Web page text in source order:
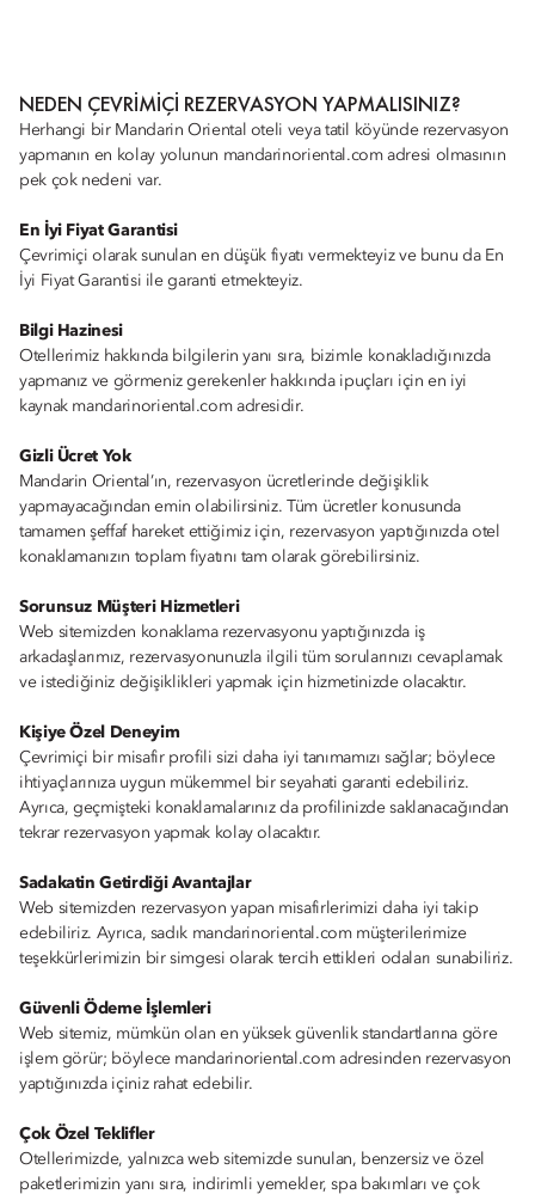
NEDEN ÇEVRIMIÇI REZERVASYON YAPMALISINIZ?
Herhangi bir Mandarin Oriental oteli veya tatil köyünde rezervasyon
yapmanın en kolay yolunun mandarinoriental.com adresi olmasının
pek çok nedeni var.
En İyi Fiyat Garantisi
Çevrimiçi olarak sunulan en düşük fiyatı vermekteyiz ve bunu da En
İyi Fiyat Garantisi ile garanti etmekteyiz.
Bilgi Hazinesi
Otellerimiz hakkında bilgilerin yanı sıra, bizimle konakladığınızda
yapmanız ve görmeniz gerekenler hakkında ipuçları için en iyi
kaynak mandarinoriental.com adresidir.
Gizli Ücret Yok
Mandarin Oriental’ın, rezervasyon ücretlerinde değişiklik
yapmayacağından emin olabilirsiniz. Tüm ücretler konusunda
tamamen şeffaf hareket ettiğimiz için, rezervasyon yaptığınızda otel
konaklamanızın toplam fiyatını tam olarak görebilirsiniz.
Sorunsuz Müşteri Hizmetleri
Web sitemizden konaklama rezervasyonu yaptığınızda iş
arkadaşlarımız, rezervasyonunuzla ilgili tüm sorularınızı cevaplamak
ve istediğiniz değişiklikleri yapmak için hizmetinizde olacaktır.
Kişiye Özel Deneyim
Çevrimiçi bir misafir profili sizi daha iyi tanımamızı sağlar; böylece
ihtiyaçlarınıza uygun mükemmel bir seyahati garanti edebiliriz.
Ayrıca, geçmişteki konaklamalarınız da profilinizde saklanacağından
tekrar rezervasyon yapmak kolay olacaktır.
Sadakatin Getirdiği Avantajlar
Web sitemizden rezervasyon yapan misafirlerimizi daha iyi takip
edebiliriz. Ayrıca, sadık mandarinoriental.com müşterilerimize
teşekkürlerimizin bir simgesi olarak tercih ettikleri odaları sunabiliriz.
Güvenli Ödeme İşlemleri
Web sitemiz, mümkün olan en yüksek güvenlik standartlarına göre
işlem görür; böylece mandarinoriental.com adresinden rezervasyon
yaptığınızda içiniz rahat edebilir.
Çok Özel Teklifler
Otellerimizde, yalnızca web sitemizde sunulan, benzersiz ve özel
paketlerimizin yanı sıra, indirimli yemekler, spa bakımları ve çok